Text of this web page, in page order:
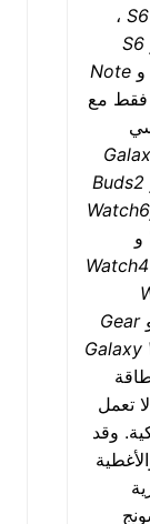
،
مع
لا تعمل
وقد